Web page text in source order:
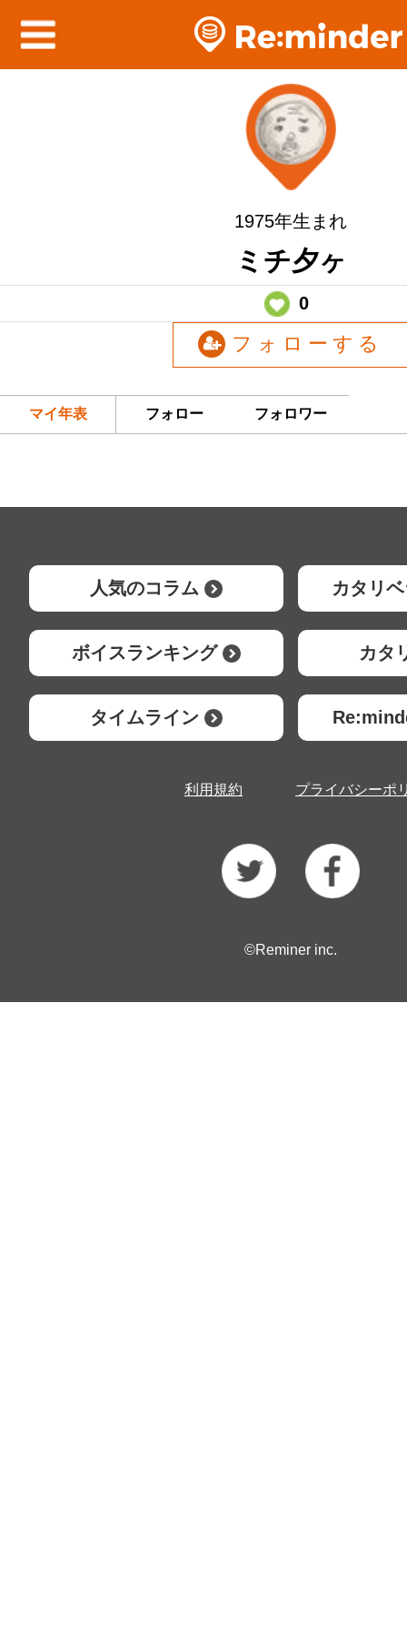
1975年生まれ
ミチ夕ヶ
0
フォローする
マイ年表 フォロー フォロワー
人気のコラム カタリ
ボイスランキング カタ
タイムライン
利用規約 プライバシーポ
©Reminer inc.